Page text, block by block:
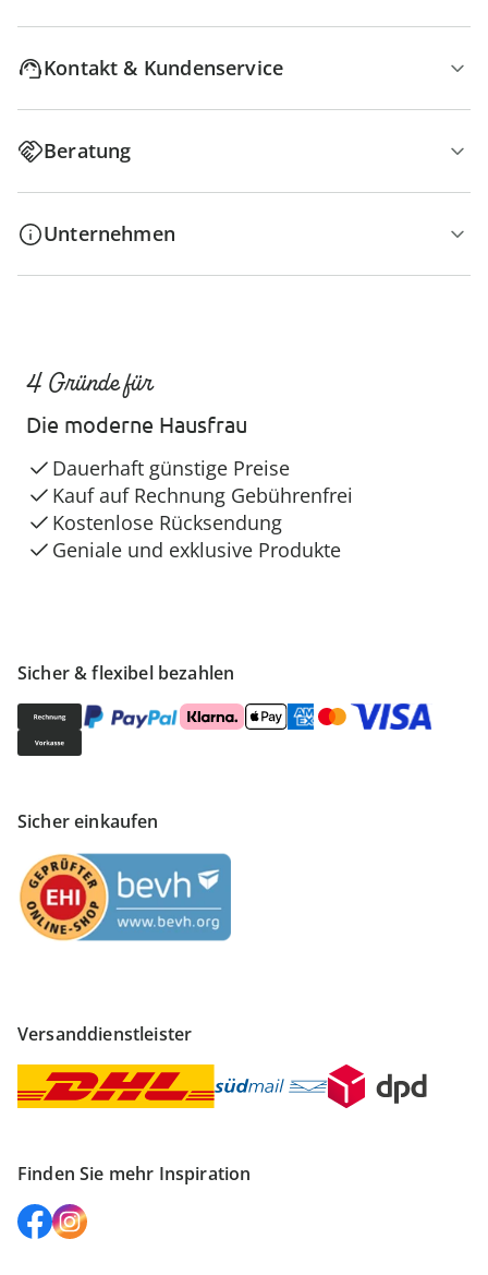
Kontakt & Kundenservice
Beratung
Unternehmen
Sicher & flexibel bezahlen
Sicher einkaufen
Versanddienstleister
Finden Sie mehr Inspiration
4 Gründe für
Die moderne Hausfrau
Dauerhaft günstige Preise
Kauf auf Rechnung Gebührenfrei
Kostenlose Rücksendung
Geniale und exklusive Produkte